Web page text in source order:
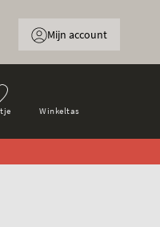
Winkeltas
Mijn account